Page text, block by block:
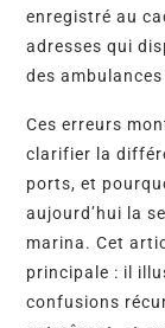
enregistré au
adresses qui
des
Ces erreurs
clarifier la
ports, et
aujourd’hui la
marina. Cet
principale : il
confusions